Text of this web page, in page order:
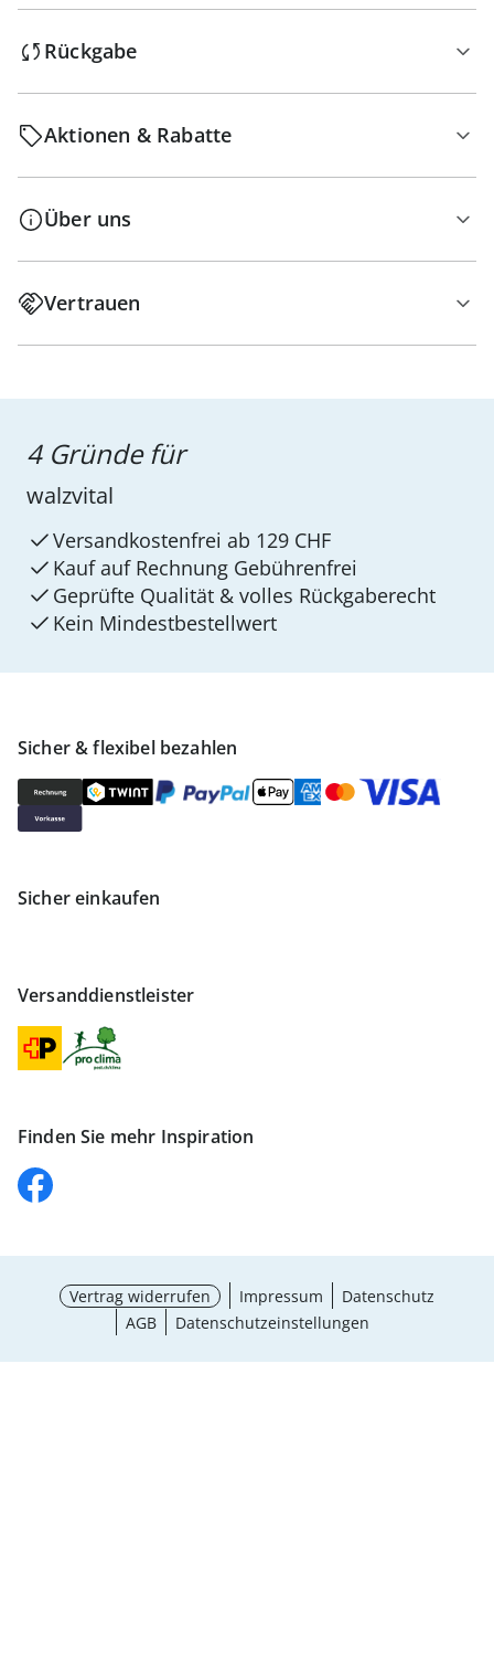
Rückgabe
Aktionen & Rabatte
Über uns
Vertrauen
Sicher & flexibel bezahlen
Sicher einkaufen
Versanddienstleister
Finden Sie mehr Inspiration
4 Gründe für
walzvital
Versandkostenfrei ab 129 CHF
Kauf auf Rechnung Gebührenfrei
Geprüfte Qualität & volles Rückgaberecht
Kein Mindest­bestellwert
Vertrag widerrufen Impressum
Datenschutz
AGB
Datenschutzeinstellungen